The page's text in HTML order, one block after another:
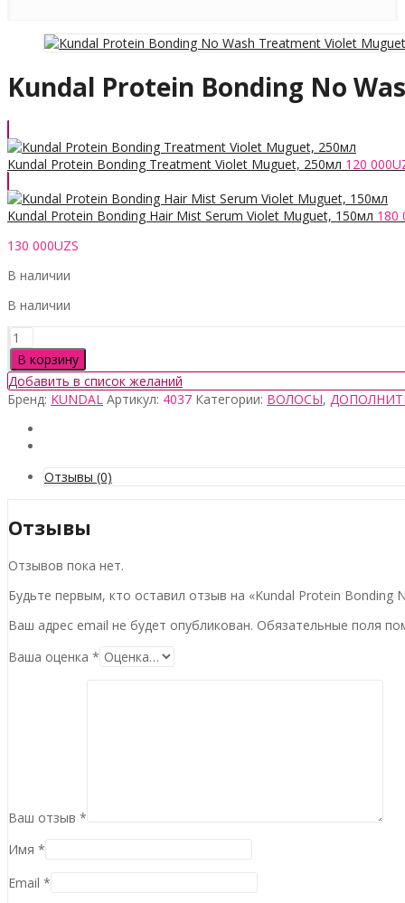
Kundal Protein Bonding No
Kundal Protein Bonding Treatment Violet Muguet, 250мл 120 000
Kundal Protein Bonding Hair Mist Serum Violet Muguet, 150мл 180
130 000UZS
В наличии
В наличии
Количество
товара
Kundal
Protein
Bonding
Violet
Muguet
В корзину
Добавить в список желаний
Бренд: KUNDAL Артикул: 4037 Категории: ВОЛОСЫ,
Отзывы (0)
Отзывы
Отзывов пока нет.
Будьте первым, кто оставил отзыв на «Kundal Protein Bonding
Ваш адрес email не будет опубликован. Обязательные поля
Ваша оценка *
Ваш отзыв *
Имя *
Email *